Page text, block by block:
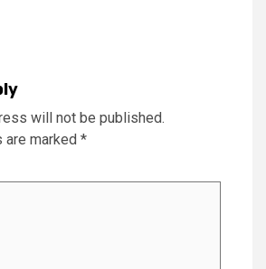
will not be published.
are marked *